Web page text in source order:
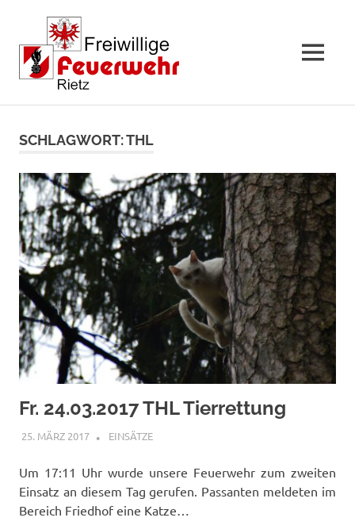
Inhalt
springen
MENÜ
SCHLAGWORT:THL
Fr. 24.03.2017 THL Tierrettung
25. MÄRZ 2017 RAINER SCHUCHTER
EINSÄTZE
Um 17:11 Uhr wurde unsere Feuerwehr zum zweiten
Einsatz an diesem Tag gerufen. Passanten meldeten im
Bereich Friedhof eine Katze…